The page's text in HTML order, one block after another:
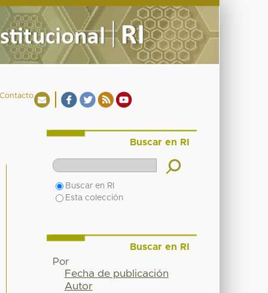
Contacto
Buscar en RI
Buscar en RI
Esta colección
Buscar en RI
Por
Fecha de publicación
Autor